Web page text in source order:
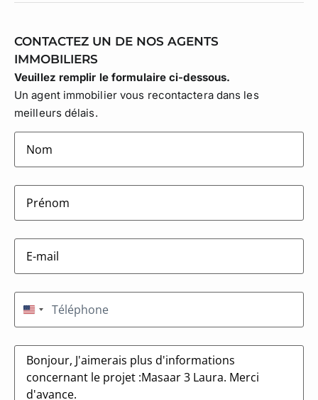
CONTACTEZ UN DE NOS AGENTS
IMMOBILIERS
Veuillez remplir le formulaire ci-dessous.
Un agent immobilier vous recontactera dans les
meilleurs délais.
lastname(Nécessaire)
firstname(Nécessaire)
E-
mail(Nécessaire)
Téléphone(Nécessaire)
États-Unis +1
Message